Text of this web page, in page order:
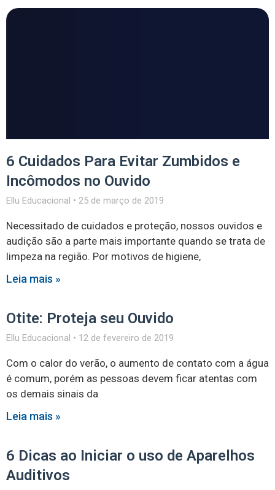
6 Cuidados Para Evitar Zumbidos e
Incômodos no Ouvido
Ellu Educacional 25 de março de 2019
Necessitado de cuidados e proteção, nossos ouvidos e
audição são a parte mais importante quando se trata de
limpeza na região. Por motivos de higiene,
Leia mais »
Otite: Proteja seu Ouvido
Ellu Educacional 12 de fevereiro de 2019
Com o calor do verão, o aumento de contato com a água
é comum, porém as pessoas devem ficar atentas com
os demais sinais da
Leia mais »
6 Dicas ao Iniciar o uso de Aparelhos
Auditivos